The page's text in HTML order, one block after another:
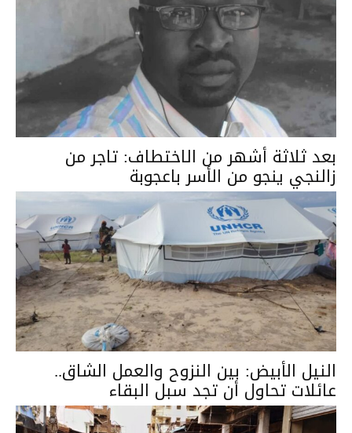
بعد ثلاثة أشهر من الاختطاف: تاجر من
زالنجي ينجو من الأسر باعجوبة
النيل الأبيض: بين النزوح والعمل الشاق..
عائلات تحاول أن تجد سبل البقاء